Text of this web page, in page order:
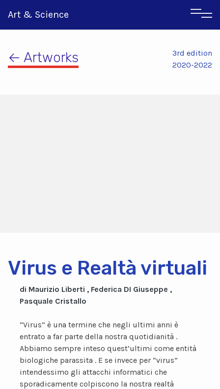
Art & Science
← Artworks
3rd edition
2020-2022
Virus e Realtà virtuali
di Maurizio Liberti , Federica DI Giuseppe ,
Pasquale Cristallo
“Virus” è una termine che negli ultimi anni è
entrato a far parte della nostra quotidianità .
Abbiamo sempre inteso quest’ultimi come entità
biologiche parassita . E se invece per “virus”
intendessimo gli attacchi informatici che
sporadicamente colpiscono la nostra realtà